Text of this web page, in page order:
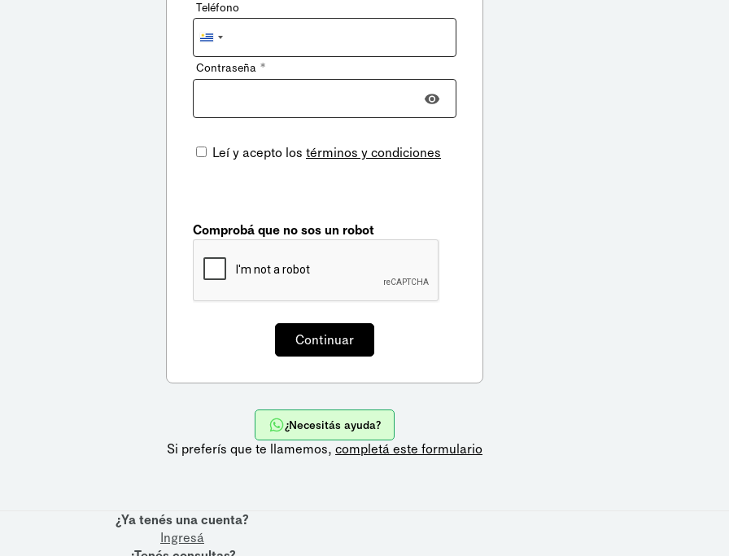
Teléfono
Uruguay
+598
Contraseña *
Leí y acepto los términos y condiciones
Comprobá que no sos un robot
¿Necesitás ayuda?
Si preferís que te llamemos, completá este formulario
¿Ya tenés una cuenta?
Ingresá